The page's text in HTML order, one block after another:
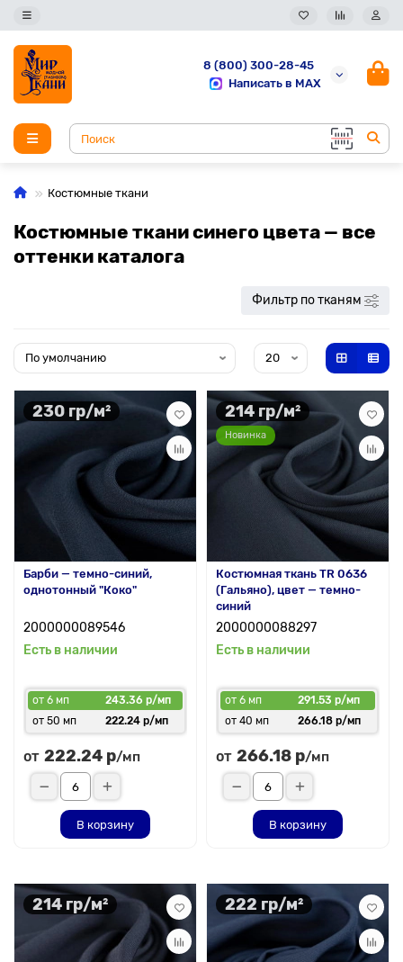
8 (800) 300-28-45
Написать в MAX
Костюмные ткани
Костюмные ткани синего цвета — все
оттенки каталога
Фильтр по тканям
230 гр/м²
Барби — темно-синий,
однотонный "Коко"
2000000089546
Есть в наличии
от 6 мп
243.36 р/мп
от 50 мп
222.24 р/мп
от 222.24 р/мп
В корзину
214 гр/м²
Новинка
Костюмная ткань TR 0636
(Гальяно), цвет — темно-
синий
2000000088297
Есть в наличии
от 6 мп
291.53 р/мп
от 40 мп
266.18 р/мп
от 266.18 р/мп
В корзину
214 гр/м² 222 гр/м²